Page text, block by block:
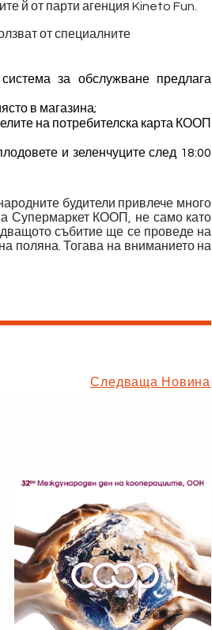
й от парти агенция Kineto Fun
от специалните
за обслужване предлага
в магазина;
на потребителска карта КООП
и зеленчуците след 18:00
будители привлече много
Супермаркет КООП, не само като
събитие ще се проведе на
поляна. Тогава на вниманието на
Следваща Новина